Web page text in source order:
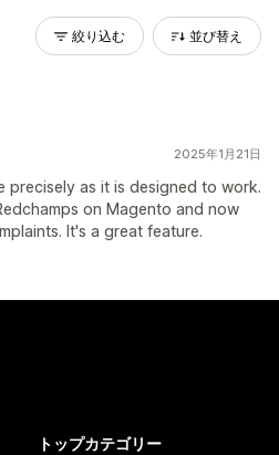
絞り込む 並び替え
2025年1月21日
precisely as it is designed to work.
on Magento and now
It's a great feature.
トップカテゴリー